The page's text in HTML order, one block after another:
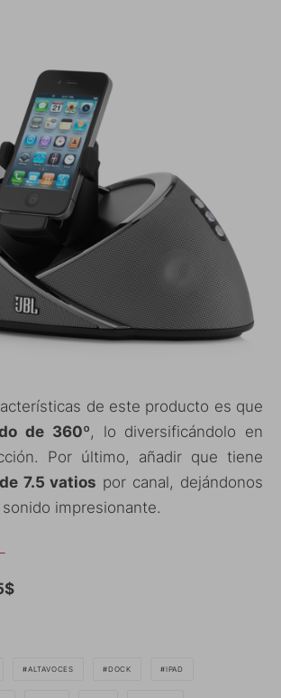
de este producto es que
de 360º, lo diversificándolo en
Por último, añadir que tiene
7.5 vatios por canal, dejándonos
impresionante.
ALTAVOCES DOCK IPAD